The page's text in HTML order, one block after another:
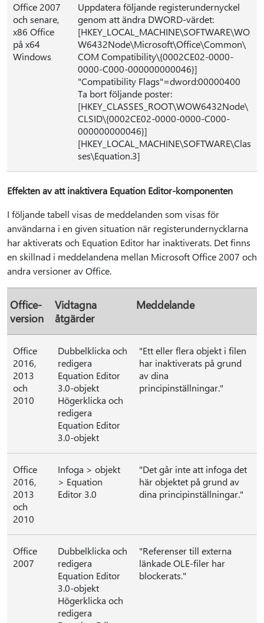
Office 2007
och senare,
x86 Office
på x64
Windows
Uppdatera följande registerundernyckel
genom att ändra DWORD-värdet:
[HKEY_LOCAL_MACHINE\SOFTWARE\WO
W6432Node\Microsoft\Office\Common\
COM Compatibility\{0002CE02-0000-
0000-C000-000000000046}]
"Compatibility Flags"=dword:00000400
Ta bort följande poster:
[HKEY_CLASSES_ROOT\WOW6432Node\
CLSID\{0002CE02-0000-0000-C000-
000000000046}]
[HKEY_LOCAL_MACHINE\SOFTWARE\Clas
ses\Equation.3]
Effekten av att inaktivera Equation Editor-komponenten
I följande tabell visas de meddelanden som visas för
användarna i en given situation när registerundernycklarna
har aktiverats och Equation Editor har inaktiverats. Det finns
en skillnad i meddelandena mellan Microsoft Office 2007 och
andra versioner av Office.
Office-
version
Vidtagna
åtgärder
Meddelande
Office
2016,
2013
och
2010
Dubbelklicka och
redigera
Equation Editor
3.0-objekt
Högerklicka och
redigera
Equation Editor
3.0-objekt
"Ett eller flera objekt i filen
har inaktiverats på grund
av dina
principinställningar."
Office
2016,
2013
och
2010
Infoga > objekt
> Equation
Editor 3.0
"Det går inte att infoga det
här objektet på grund av
dina principinställningar."
Office
2007
Dubbelklicka och
redigera
Equation Editor
3.0-objekt
Högerklicka och
redigera
"Referenser till externa
länkade OLE-filer har
blockerats."